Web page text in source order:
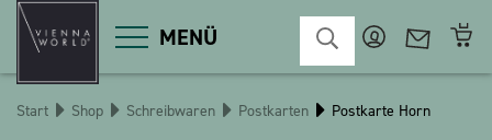
MENÜ
Start Shop Schreibwaren Postkarten Postkarte Horn